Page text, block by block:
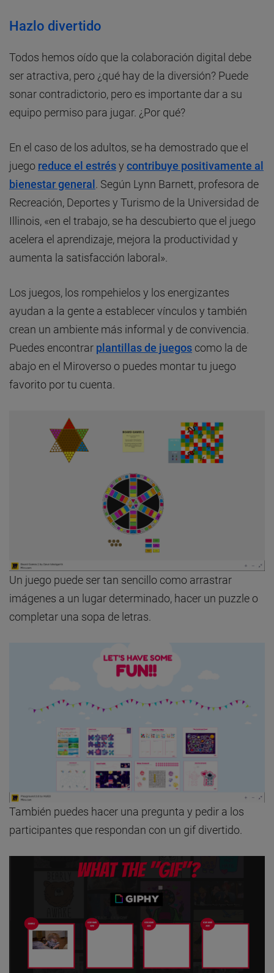
Hazlo divertido
Todos hemos oído que la colaboración digital debe
ser atractiva, pero ¿qué hay de la diversión? Puede
sonar contradictorio, pero es importante dar a su
equipo permiso para jugar. ¿Por qué?
En el caso de los adultos, se ha demostrado que el
juego reduce el estrésy contribuye positivamente al
bienestar general
. Según Lynn Barnett, profesora de
Recreación, Deportes y Turismo de la Universidad de
Illinois, «en el trabajo, se ha descubierto que el juego
acelera el aprendizaje, mejora la productividad y
aumenta la satisfacción laboral».
Los juegos, los rompehielos y los energizantes
ayudan a la gente a establecer vínculos y también
crean un ambiente más informal y de convivencia.
Puedes encontrar plantillas de juegos como la de
abajo en el Miroverso o puedes montar tu juego
favorito por tu cuenta.
Un juego puede ser tan sencillo como arrastrar
imágenes a un lugar determinado, hacer un puzzle o
completar una sopa de letras.
También puedes hacer una pregunta y pedir a los
participantes que respondan con un gif divertido.